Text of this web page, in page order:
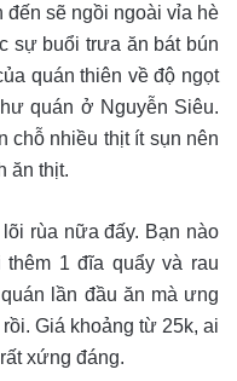
đến sẽ ngồi ngoài vỉa hè
sự buổi trưa ăn bát bún
quán thiên về độ ngọt
quán ở Nguyễn Siêu.
chỗ nhiều thịt ít sụn nên
ăn thịt.
rùa nữa đấy. Bạn nào
1 đĩa quẩy và rau
lần đầu ăn mà ưng
Giá khoảng từ 25k, ai
xứng đáng.